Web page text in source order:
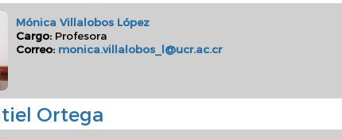
Mónica Villalobos López
Cargo: Profesora
Correo: monica.villalobos_l@ucr.ac.cr
Ortega